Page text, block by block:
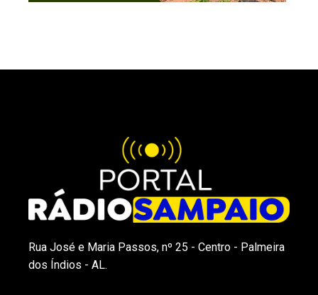
Rua José e Maria Passos, nº 25 - Centro - Palmeira
dos Índios - AL.